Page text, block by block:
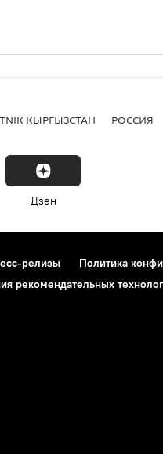
КЫРГЫЗСТАН РОССИЯ
Дзен
релизы
Политика
рекомендательных